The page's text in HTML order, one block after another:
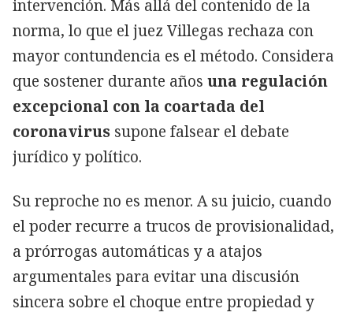
intervención. Más allá del contenido de la
norma, lo que el juez Villegas rechaza con
mayor contundencia es el método. Considera
que sostener durante años una regulación
excepcional con la coartada del
coronavirus supone falsear el debate
jurídico y político.
Su reproche no es menor. A su juicio, cuando
el poder recurre a trucos de provisionalidad,
a prórrogas automáticas y a atajos
argumentales para evitar una discusión
sincera sobre el choque entre propiedad y